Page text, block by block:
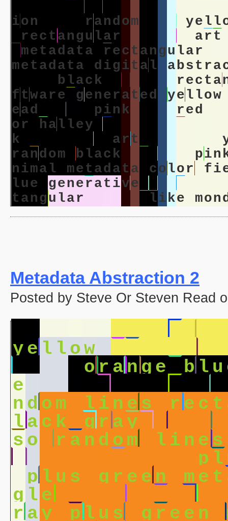
io n random yell
rec t an g u la r ar t
me t adat a rec t angu lar
me t adat a digit a l abs t ra
b lac k rec ta
f twa re ge ne rat ed yellow
ead pin k red
o r ha l ley
k
a r t
random b lac k pin
nima l me t adat a color fi
lue generative
t an gu lar like mon
Metadata Abstraction 2
Posted by Steve Or Steven Read
ye l low
o r a n g e b l u
e
n d o m l i n e s r e c t
l a c k g r ay
s o r a n d o m l i n e s
p l
p l u s g r e e n m e t
g l e
r ay p l u s g r e e n